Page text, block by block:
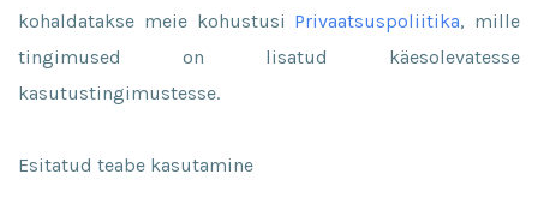
kohaldatakse meie kohustusi Privaatsuspoliitika, mille
tingimused on lisatud käesolevatesse
kasutustingimustesse.
Esitatud teabe kasutamine